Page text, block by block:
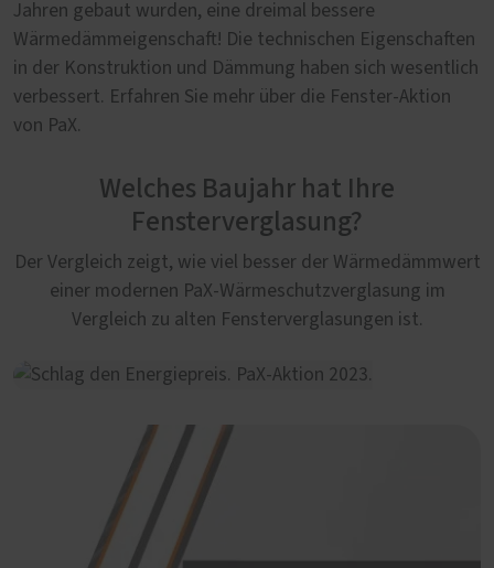
Jahren gebaut wurden, eine dreimal bessere
Wärmedämmeigenschaft! Die technischen Eigenschaften
in der Konstruktion und Dämmung haben sich wesentlich
verbessert. Erfahren Sie mehr über die Fenster-Aktion
von PaX.
Welches Baujahr hat Ihre
Fensterverglasung?
Der Vergleich zeigt, wie viel besser der Wärmedämmwert
einer modernen PaX-Wärmeschutzverglasung im
Vergleich zu alten Fensterverglasungen ist.